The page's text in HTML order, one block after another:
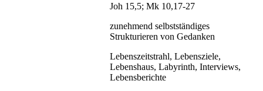
Joh 15,5; Mk 10,17-27
zunehmend selbstständiges
Strukturieren von Gedanken
Lebenszeitstrahl, Lebensziele,
Lebenshaus, Labyrinth, Interviews,
Lebensberichte